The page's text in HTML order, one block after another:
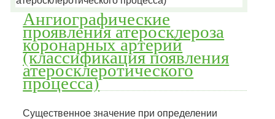
Ангиографические
проявления атеросклероза
коронарных артерий
(классификация появления
атеросклеротического
процесса)
Существенное значение при определении